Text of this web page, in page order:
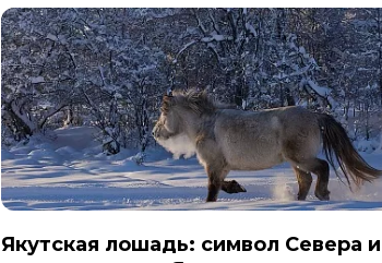
Якутская лошадь: символ Севера и